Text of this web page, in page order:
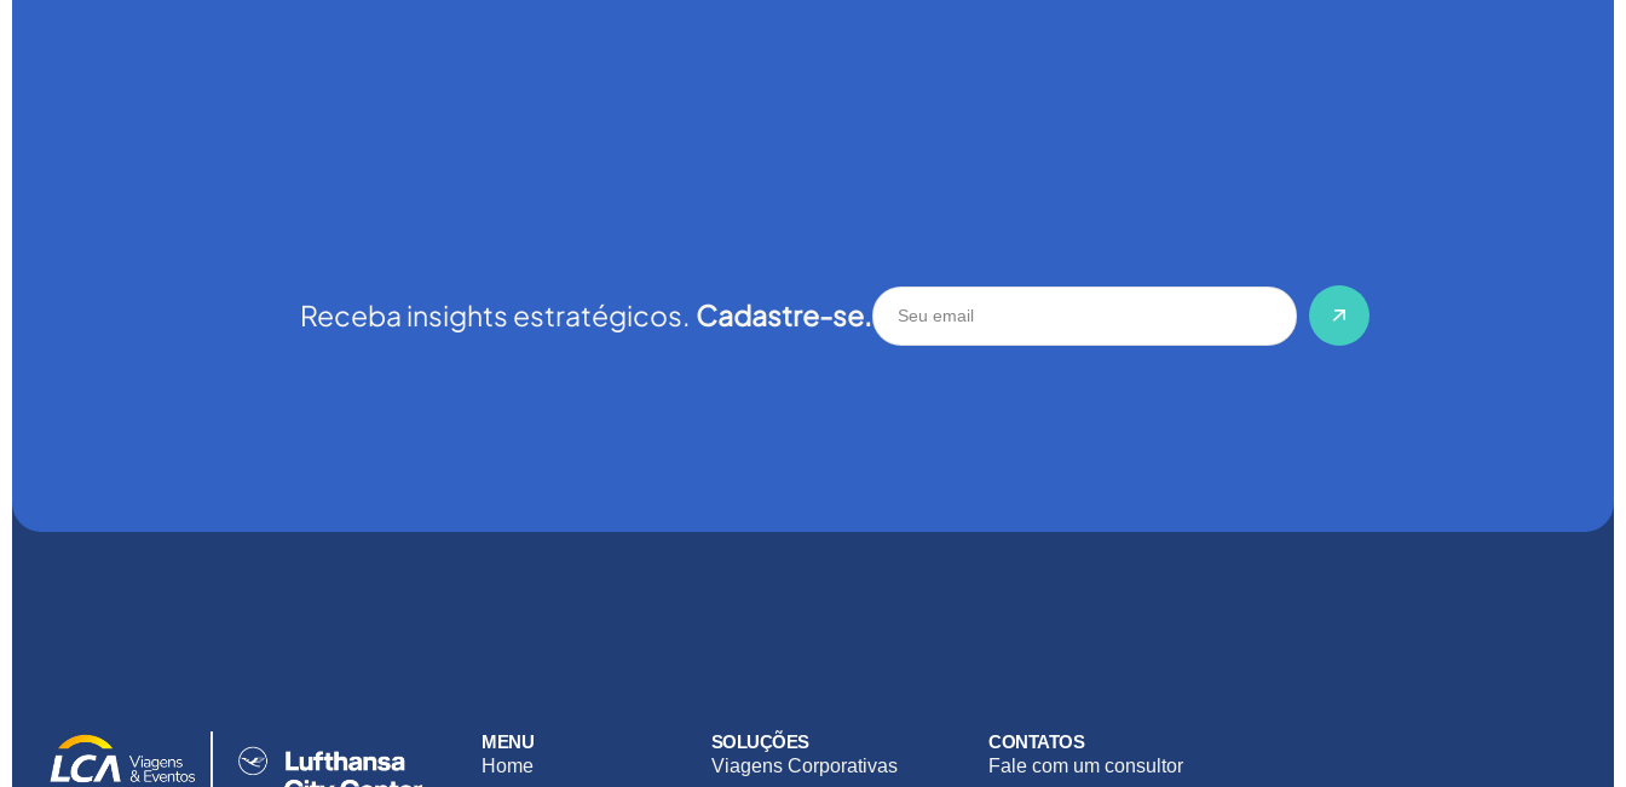
Receba insights estratégicos. Cadastre-se.
MENU
Home
SOLUÇÕES
Viagens Corporativas
CONTATOS
Fale com um consultor